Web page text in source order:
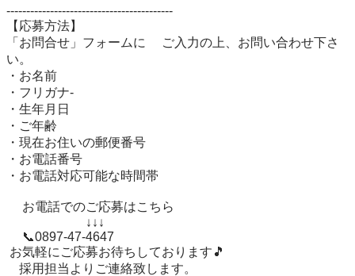
------------------------------------------
【応募方法】
「お問合せ」フォームに 　ご入力の上、お問い合わせ下さ
い。
・お名前
・フリガナ-
・生年月日
・ご年齢
・現在お住いの郵便番号
・お電話番号
・お電話対応可能な時間帯
採用担当よりご連絡致します。